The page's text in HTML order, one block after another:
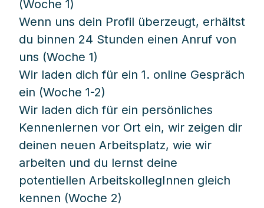
(Woche 1)
Wenn uns dein Profil überzeugt, erhältst
du binnen 24 Stunden einen Anruf von
uns (Woche 1)
Wir laden dich für ein 1. online Gespräch
ein (Woche 1-2)
Wir laden dich für ein persönliches
Kennenlernen vor Ort ein, wir zeigen dir
deinen neuen Arbeitsplatz, wie wir
arbeiten und du lernst deine
potentiellen ArbeitskollegInnen gleich
kennen (Woche 2)